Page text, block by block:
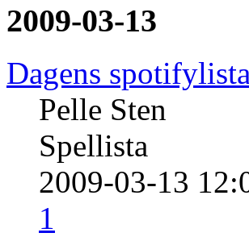
2009-03-13
Dagens
Pelle Sten
Spellista
2009-03-13
1